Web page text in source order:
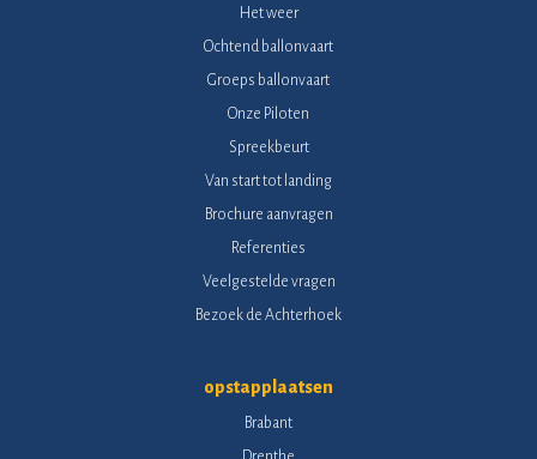
Het weer
Ochtend ballonvaart
Groeps ballonvaart
Onze Piloten
Spreekbeurt
Van start tot landing
Brochure aanvragen
Referenties
Veelgestelde vragen
Bezoek de Achterhoek
opstapplaatsen
Brabant